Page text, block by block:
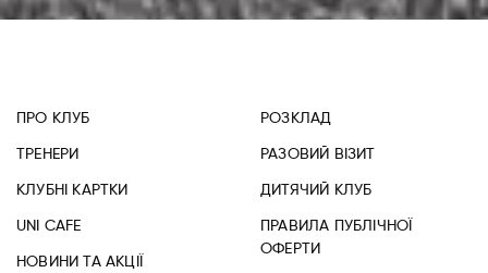
ПРО КЛУБ
ТРЕНЕРИ
КЛУБНІ КАРТКИ
РОЗКЛАД
РАЗОВИЙ ВІЗИТ
ДИТЯЧИЙ КЛУБ
UNI CAFE
НОВИНИ ТА АКЦІЇ
ПРАВИЛА ПУБЛІЧНОЇ
ОФЕРТИ